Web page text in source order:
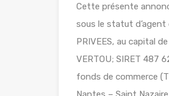
Cette présente
sous le statut d’agent
PRIVEES, au capital
VERTOU; SIRET 487
fonds de commerce